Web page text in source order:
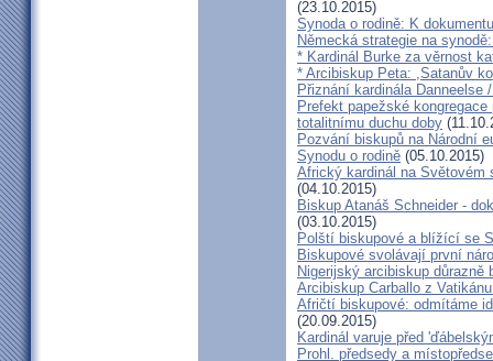
(23.10.2015)
Synoda o rodině: K
Německá strategie na
* Kardinál Burke za věrnost
* Arcibiskup Peta: ,Satanův
Přiznání kardinála Danneelse
Prefekt papežské
totalitnímu duchu doby
Pozvání biskupů na Národní
Synodu o rodině (05.10.2015)
Africký kardinál na Světovém
(04.10.2015)
Biskup Atanáš Schneider -
(03.10.2015)
Polští biskupové a blížící se
Biskupové svolávají první
Nigerijský arcibiskup důrazně
Arcibiskup Carballo z
Afričtí biskupové: odmítáme
(20.09.2015)
Kardinál varuje před
Prohl. předsedy a